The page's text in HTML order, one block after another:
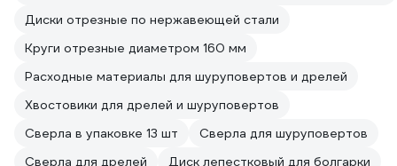
Диски отрезные по нержавеющей стали
Круги отрезные диаметром 160 мм
Расходные материалы для шуруповертов и дрелей
Хвостовики для дрелей и шуруповертов
Сверла в упаковке 13 шт
Сверла для шуруповертов
Сверла для дрелей
Диск лепестковый для болгарки